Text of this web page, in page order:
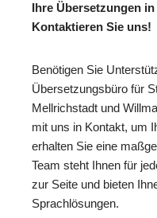
Ihre Übersetzungen
Kontaktieren Sie uns!
Benötigen Sie
Übersetzungsbüro für
Mellrichstadt und
mit uns in Kontakt, um
erhalten Sie eine
Team steht Ihnen für
zur Seite und bieten
Sprachlösungen.